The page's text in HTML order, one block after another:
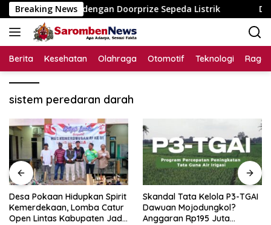
Langsung
ke
konten
Breaking News
Dusun dengan Doorprize Sepeda Listrik Desa
Berita Kesehatan Olahraga Otomotif Teknologi
sistem peredaran darah
Desa Pokaan Hidupkan Spirit
Kemerdekaan, Lomba Catur
Open Lintas Kabupaten Jadi
Skandal Tata Kelola P3-TGAI
Dawuan Mojodungkol?
Anggaran Rp195 Juta